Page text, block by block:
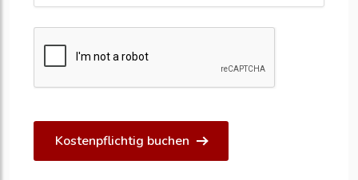
Kostenpflichtig buchen